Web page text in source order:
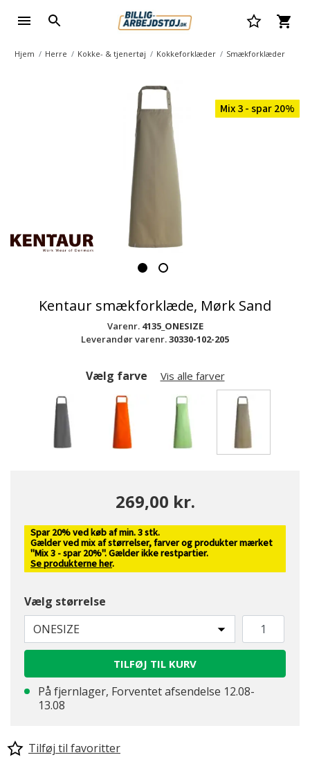
Hjem Herre Kokke- & tjenertøj Kokkeforklæder Smækforklæder
Mix 3 - spar 20%
Kentaur smækforklæde, Mørk Sand
Varenr. 4135_ONESIZE
Leverandør varenr.30330-102-205
Vælg farve Vis alle farver
269,00 kr.
Spar 20% ved køb af min. 3 stk.
Gælder ved mix af størrelser, farver og produkter mærket
"Mix 3 - spar 20%". Gælder ikke restpartier.
Se produkterne her.
Vælg størrelse
ONESIZE
TILFØJ TIL KURV
På fjernlager, Forventet afsendelse 12.08-
13.08
Tilføj til favoritter